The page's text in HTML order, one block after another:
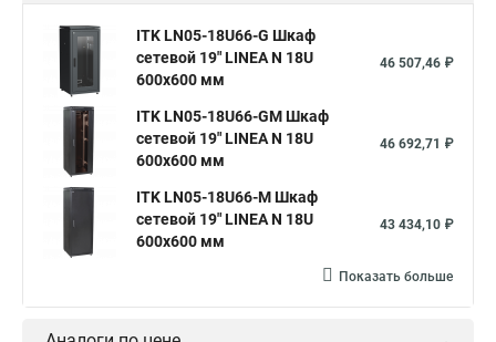
ITK LN05-18U66-G Шкаф
сетевой 19" LINEA N 18U
600х600 мм
46 507,46 ₽
ITK LN05-18U66-GM Шкаф
сетевой 19" LINEA N 18U
600х600 мм
46 692,71 ₽
ITK LN05-18U66-M Шкаф
сетевой 19" LINEA N 18U
600х600 мм
43 434,10 ₽
Показать больше